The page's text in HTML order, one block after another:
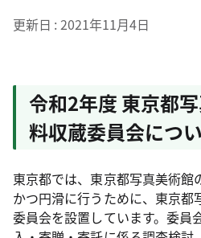
更新日 2021年11月4日
令和2年度 東京都
料収蔵委員会につ
東京都では、東京都写真美術館
かつ円滑に行うために、東京都
委員会を設置しています。委員